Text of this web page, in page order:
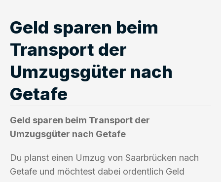
Geld sparen beim
Transport der
Umzugsgüter nach
Getafe
Geld sparen beim Transport der
Umzugsgüter nach Getafe
Du planst einen Umzug von Saarbrücken nach
Getafe und möchtest dabei ordentlich Geld